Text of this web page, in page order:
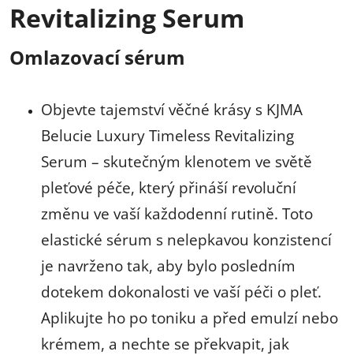
Revitalizing Serum
Omlazovací sérum
Objevte tajemství věčné krásy s KJMA
Belucie Luxury Timeless Revitalizing
Serum – skutečným klenotem ve světě
pleťové péče, který přináší revoluční
změnu ve vaší každodenní rutině. Toto
elastické sérum s nelepkavou konzistencí
je navrženo tak, aby bylo posledním
dotekem dokonalosti ve vaší péči o pleť.
Aplikujte ho po toniku a před emulzí nebo
krémem, a nechte se překvapit, jak